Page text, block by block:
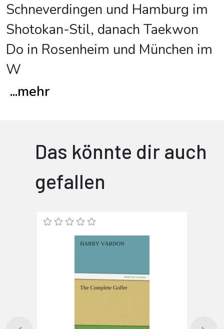
Schneverdingen und Hamburg im
Shotokan-Stil, danach Taekwon
Do in Rosenheim und München im
W
...mehr
Das könnte dir auch
gefallen